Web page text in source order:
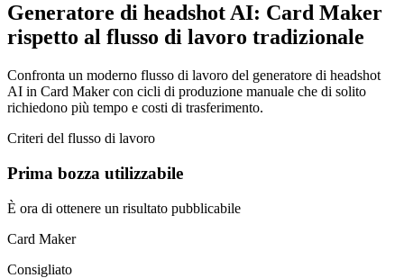
Generatore di headshot AI: Card Maker
rispetto al flusso di lavoro tradizionale
Confronta un moderno flusso di lavoro del generatore di headshot
AI in Card Maker con cicli di produzione manuale che di solito
richiedono più tempo e costi di trasferimento.
Criteri del flusso di lavoro
Prima bozza utilizzabile
È ora di ottenere un risultato pubblicabile
Card Maker
Consigliato